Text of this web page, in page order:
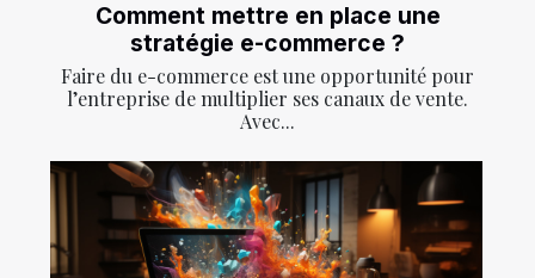
Comment mettre en place une
stratégie e-commerce ?
Faire du e-commerce est une opportunité pour
l’entreprise de multiplier ses canaux de vente.
Avec...